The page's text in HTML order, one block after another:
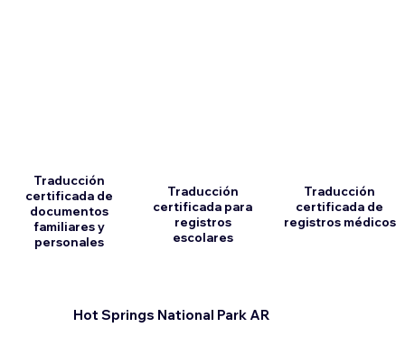
Hot Springs National Park AR
Traducción
certificada de
documentos
familiares y
personales
Traducción
certificada para
registros
escolares
Traducción
certificada de
registros médicos